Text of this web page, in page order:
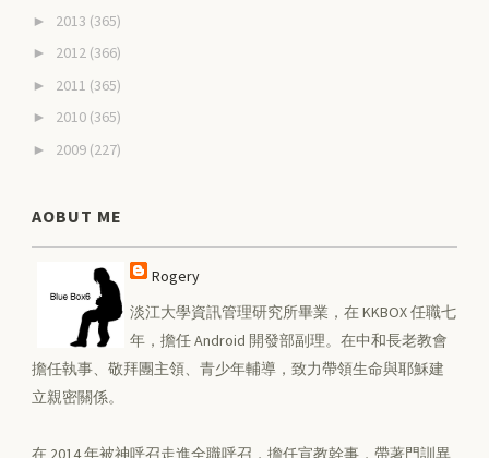
► 2013 (365)
► 2012 (366)
► 2011 (365)
► 2010 (365)
► 2009 (227)
AOBUT ME
Rogery
淡江大學資訊管理研究所畢業，在 KKBOX 任職七
年，擔任 Android 開發部副理。在中和長老教會
擔任執事、敬拜團主領、青少年輔導，致力帶領生命與耶穌建
立親密關係。
在 2014 年被神呼召走進全職呼召，擔任宣教幹事，帶著門訓異